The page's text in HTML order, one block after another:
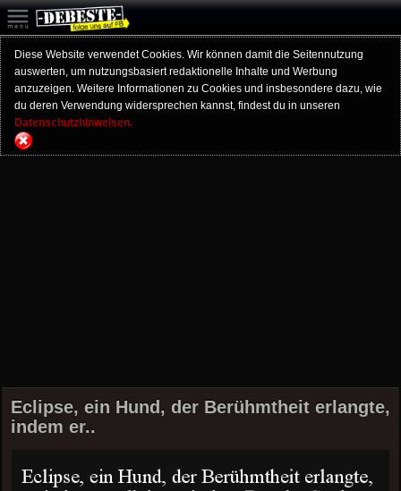
Diese Website verwendet Cookies. Wir können damit die Seitennutzung
auswerten, um nutzungsbasiert redaktionelle Inhalte und Werbung
anzuzeigen. Weitere Informationen zu Cookies und insbesondere dazu, wie
du deren Verwendung widersprechen kannst, findest du in unseren
Datenschutzhinweisen.
Eclipse, ein Hund, der Berühmtheit erlangte,
indem er..